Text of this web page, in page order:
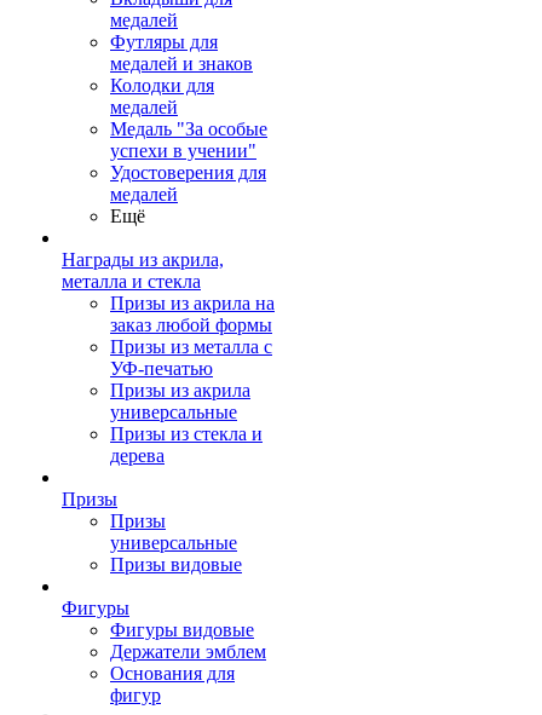
медалей
Футляры для
медалей и знаков
Колодки для
медалей
Медаль "За особые
успехи в учении"
Удостоверения для
медалей
Ещё
Награды из акрила,
металла и стекла
Призы из акрила на
заказ любой формы
Призы из металла с
УФ-печатью
Призы из акрила
универсальные
Призы из стекла и
дерева
Призы
Призы
универсальные
Призы видовые
Фигуры
Фигуры видовые
Держатели эмблем
Основания для
фигур